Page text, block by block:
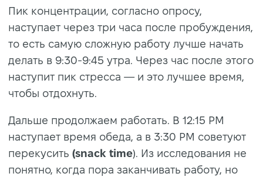
Пик концентрации, согласно опросу,
наступает через три часа после пробуждения,
то есть самую сложную работу лучше начать
делать в 9:30-9:45 утра. Через час после этого
наступит пик стресса — и это лучшее время,
чтобы отдохнуть.
Дальше продолжаем работать. В 12:15 PM
наступает время обеда, а в 3:30 PM советуют
перекусить (snack time). Из исследования не
понятно, когда пора заканчивать работу, но